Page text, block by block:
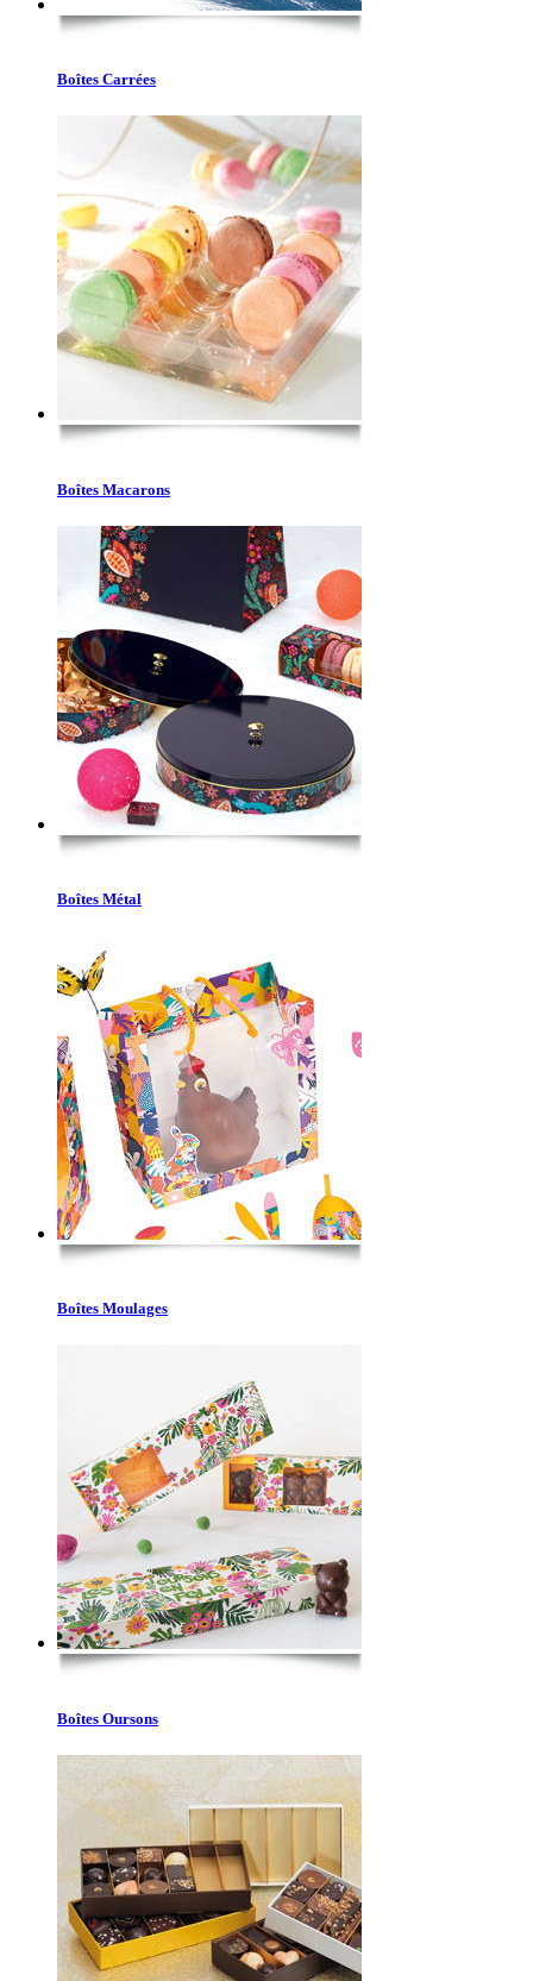
Boîtes Carrées
Boîtes Macarons
Boîtes Métal
Boîtes Moulages
Boîtes Oursons